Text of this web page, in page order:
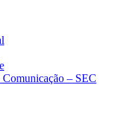
– SEC